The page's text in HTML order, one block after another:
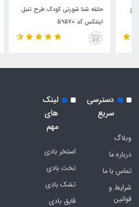
حلقه شنا شورتی کودک طرح تنبل
اینتکس کد 59570
دسترسی
سریع
وبلاگ
درباره ما
تماس با ما
شرایط و
قوانین
لینک
های
مهم
استخر بادی
تخت بادی
تشک بادی
قایق بادی